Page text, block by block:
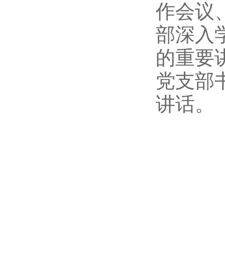
作会议
部深入
的重要
党支部
讲话。